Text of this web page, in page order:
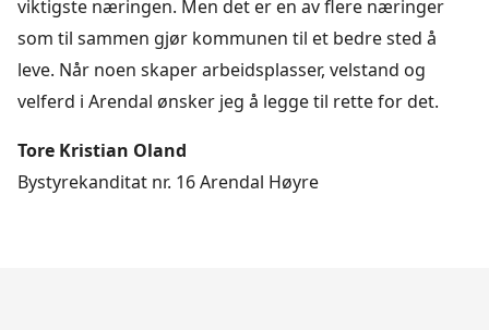
viktigste næringen. Men det er en av flere næringer
som til sammen gjør kommunen til et bedre sted å
leve. Når noen skaper arbeidsplasser, velstand og
velferd i Arendal ønsker jeg å legge til rette for det.
Tore Kristian Oland
Bystyrekanditat nr. 16 Arendal Høyre